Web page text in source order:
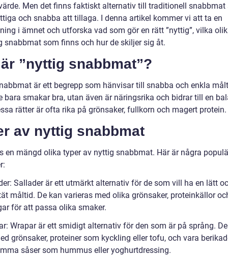
Men det finns faktiskt alternativ till traditionell snabbmat
och snabba att tillaga. I denna artikel kommer vi att ta en
i ämnet och utforska vad som gör en rätt ”nyttig”, vilka
snabbmat som finns och hur de skiljer sig åt.
”nyttig snabbmat”?
är ett begrepp som hänvisar till snabba och enkla
bara smakar bra, utan även är näringsrika och bidrar till en
rätter är ofta rika på grönsaker, fullkorn och magert protein.
av nyttig snabbmat
en mängd olika typer av nyttig snabbmat. Här är några
Sallader är ett utmärkt alternativ för de som vill ha en lätt
måltid. De kan varieras med olika grönsaker, proteinkällor
för att passa olika smaker.
Wrapar är ett smidigt alternativ för den som är på språng.
grönsaker, proteiner som kyckling eller tofu, och vara
såser som hummus eller yoghurtdressing.